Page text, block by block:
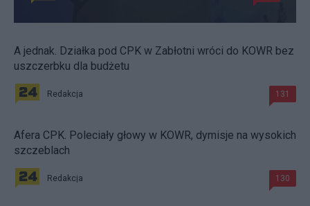
A jednak. Działka pod CPK w Zabłotni wróci do KOWR bez
uszczerbku dla budżetu
Redakcja 131
Afera CPK. Poleciały głowy w KOWR, dymisje na wysokich
szczeblach
Redakcja 130